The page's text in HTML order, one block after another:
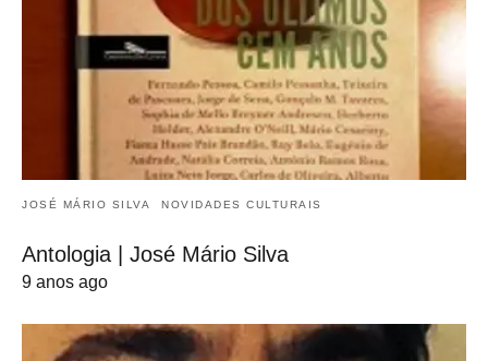
JOSÉ MÁRIO SILVA NOVIDADES CULTURAIS
Antologia | José Mário Silva
9 anos ago